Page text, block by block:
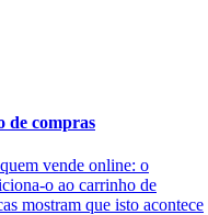
de compras
vende online: o
o ao carrinho de
mostram que isto acontece